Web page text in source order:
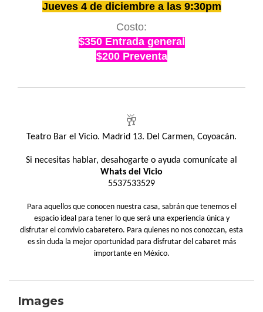
Jueves 4 de diciembre a las 9:30pm
Costo:
$350 Entrada general
$200 Preventa
🥂
Teatro Bar el Vicio. Madrid 13. Del Carmen, Coyoacán.
Si necesitas hablar, desahogarte o ayuda comunícate al
Whats del Vicio
5537533529
Para aquellos que conocen nuestra casa, sabrán que tenemos el
espacio ideal para tener lo que será una experiencia única y
disfrutar el convivio cabaretero. Para quienes no nos conozcan, esta
es sin duda la mejor oportunidad para disfrutar del cabaret más
importante en México.
Images